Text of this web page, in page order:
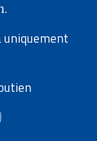
.
uniquement